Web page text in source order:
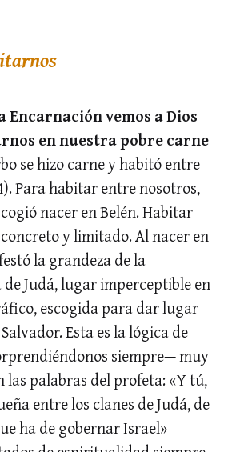
vemos a Dios
en nuestra pobre carne
se hizo carne y habitó entre
Para habitar entre nosotros,
nacer en Belén. Habitar
y limitado. Al nacer en
la grandeza de la
Judá, lugar imperceptible en
escogida para dar lugar
Esta es la lógica de
siempre— muy
las palabras del profeta: «Y tú,
entre los clanes de Judá, de
ha de gobernar Israel»